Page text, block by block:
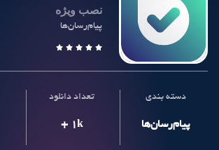
نصب ویژه
پیام‌رسان‌ها
دسته بندی
پیام‌رسان‌ها
تعداد دانلود
+ 1k